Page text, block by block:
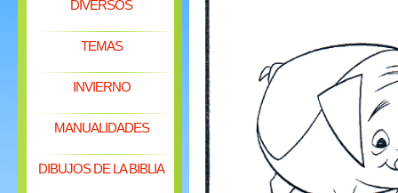
DIVERSOS
TEMAS
INVIERNO
MANUALIDADES
DIBUJOS DE LA BIBLIA